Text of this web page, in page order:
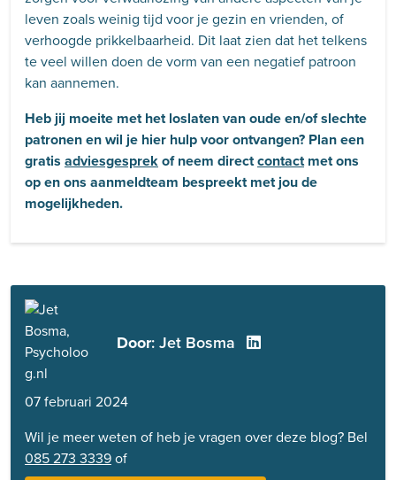
leven zoals weinig tijd voor je gezin en vrienden, of
verhoogde prikkelbaarheid. Dit laat zien dat het telkens
te veel willen doen de vorm van een negatief patroon
kan aannemen.
Heb jij moeite met het loslaten van oude en/of slechte
patronen en wil je hier hulp voor ontvangen? Plan een
gratis adviesgesprekof neem directcontactmet ons
op en ons aanmeldteam bespreekt met jou de
mogelijkheden.
Door: Jet Bosma
07 februari 2024
Wil je meer weten of heb je vragen over deze blog? Bel
085 273 3339of